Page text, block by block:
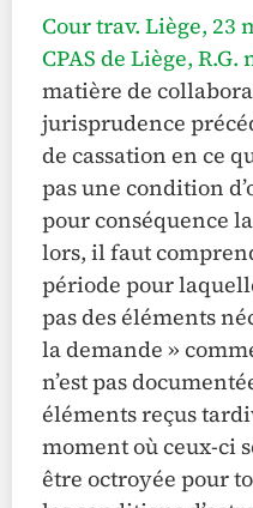
Cour trav. Liège, 23
CPAS de Liège, R.G.
matière de
jurisprudence
de cassation en ce
pas une condition
pour conséquence
lors, il faut
période pour
pas des éléments
la demande »
n’est pas
éléments reçus
moment où ceux-ci
être octroyée pour